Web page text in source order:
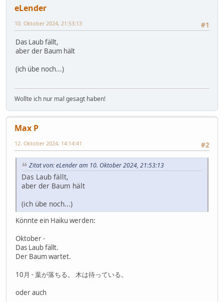
eLender
#1
10. Oktober 2024, 21:53:13
Das Laub fällt,
aber der Baum hält
(ich übe noch...)
Wollte ich nur mal gesagt haben!
Max P
#2
12. Oktober 2024, 14:14:41
Zitat von: eLender am 10. Oktober 2024, 21:53:13
Das Laub fällt,
aber der Baum hält
(ich übe noch...)
Könnte ein Haiku werden:
Oktober -
Das Laub fällt.
Der Baum wartet.
10月 - 葉が落ちる。 木は待っている。
oder auch